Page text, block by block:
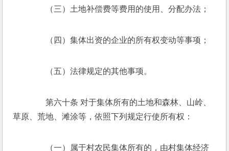
（三）土地补偿费等费用的使用、分配办法；
（四）集体出资的企业的所有权变动等事项；
（五）法律规定的其他事项。
第六十条 对于集体所有的土地和森林、山岭、
草原、荒地、滩涂等，依照下列规定行使所有权：
（一）属于村农民集体所有的，由村集体经济